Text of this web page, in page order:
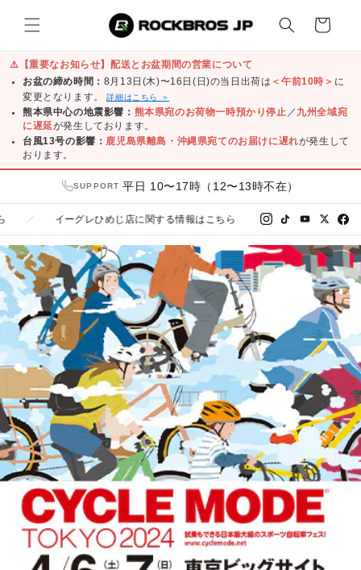
ンツに
進む
ー
⚠️
【重要なお知らせ】配送とお盆期間の営業について
お盆の締め時間： 8月13日(木)〜16日(日)の当日出荷は ＜午前10時＞ に
変更となります。詳細はこちら ＞
熊本県中心の地震影響： 熊本県宛のお荷物一時預かり停止 ／ 九州全域宛
に遅延が発生しております。
台風13号の影響： 鹿児島県離島・沖縄県宛てのお届けに遅れが発生して
おります。
SUPPORT 平日 10〜17時（12〜13時不在）
イーグレひめじ店に関する情報はこちら ／ LINE 友だち追加で